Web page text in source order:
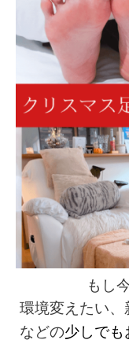
もし
環境変えたい、
などの少しでも